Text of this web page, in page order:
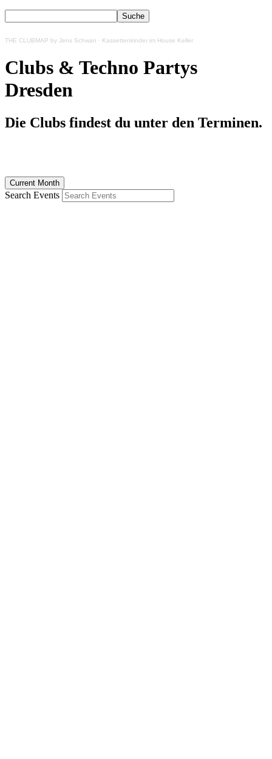
THE CLUBMAP by Jens Schwan · Kassettenkinder im House Keller
Clubs & Techno Partys
Dresden
Die Clubs findest du unter den Terminen.
Current Month
Search Events